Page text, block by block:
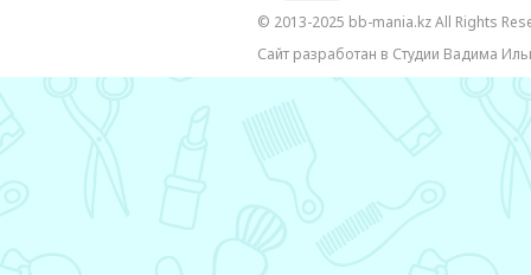
© 2013-2025 bb-mania.kz All Rights
Сайт разработан в Студии Вадима